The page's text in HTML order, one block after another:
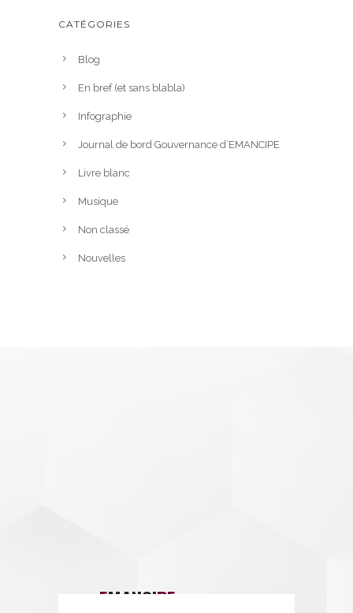
CATÉGORIES
Blog
En bref (et sans blabla)
Infographie
Journal de bord Gouvernance d’EMANCIPE
Livre blanc
Musique
Non classé
Nouvelles
EMANCIPEpropose un